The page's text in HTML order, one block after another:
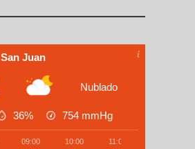
San Juan
Nublado
36% 754 mmHg
09:00 10:00 11:00